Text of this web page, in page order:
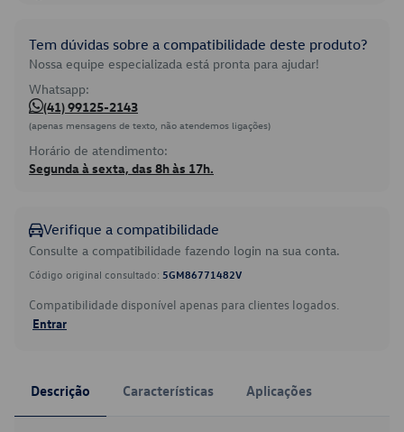
Tem dúvidas sobre a compatibilidade deste produto?
Nossa equipe especializada está pronta para ajudar!
Whatsapp:
(41) 99125-2143
(apenas mensagens de texto, não atendemos ligações)
Horário de atendimento:
Segunda à sexta, das 8h às 17h.
Verifique a compatibilidade
Consulte a compatibilidade fazendo login na sua conta.
Código original consultado: 5GM86771482V
Compatibilidade disponível apenas para clientes logados.
Entrar
Descrição Características Aplicações